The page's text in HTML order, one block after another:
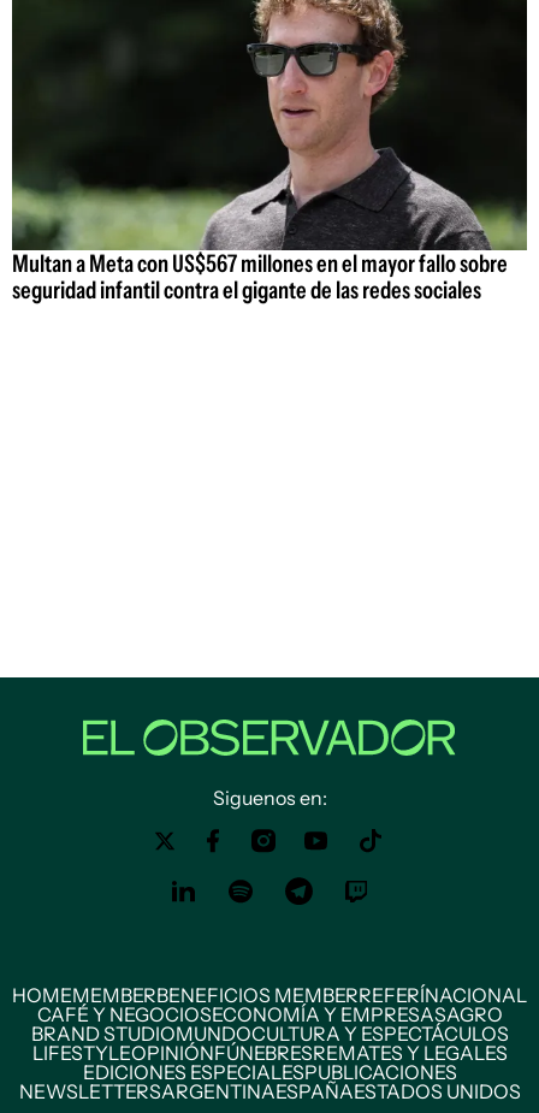
Multan a Meta con US$567 millones en el mayor fallo sobre
seguridad infantil contra el gigante de las redes sociales
Siguenos en:
HOMEMEMBERBENEFICIOS MEMBERREFERÍNACIONAL
CAFÉ Y NEGOCIOSECONOMÍA Y EMPRESASAGRO
BRAND STUDIOMUNDOCULTURA Y ESPECTÁCULOS
LIFESTYLEOPINIÓNFÚNEBRESREMATES Y LEGALES
EDICIONES ESPECIALESPUBLICACIONES
NEWSLETTERSARGENTINAESPAÑAESTADOS UNIDOS